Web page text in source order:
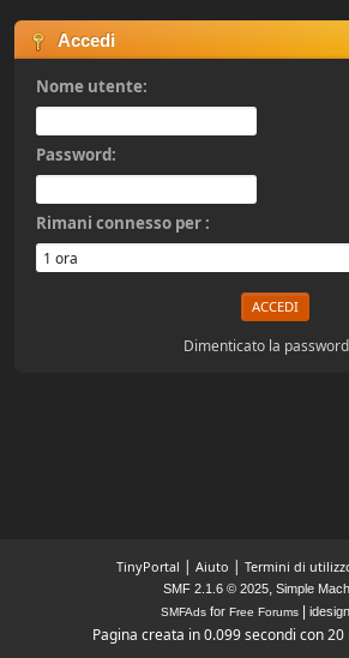
Accedi
Nome utente:
Password:
Rimani connesso per :
Dimenticato la
TinyPortal | Aiuto | Termini di
SMF 2.1.6 © 2025, Simple
SMFAdsfor Free Forums|
Pagina creata in 0.099 secondi con